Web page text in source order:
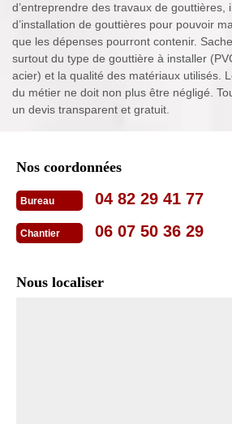
d’entreprendre des travaux de gouttières,
d’installation de gouttières pour pouvoir
que les dépenses pourront contenir.
surtout du type de gouttière à installer
acier) et la qualité des matériaux utilisés.
du métier ne doit non plus être négligé.
un devis transparent et gratuit.
Nos coordonnées
Bureau 04 82 29 41 77
Chantier 06 07 50 36 29
Nous localiser